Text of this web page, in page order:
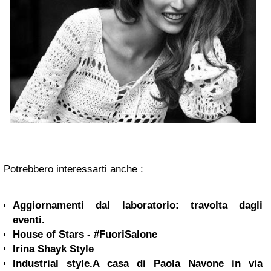
Potrebbero interessarti anche :
Aggiornamenti dal laboratorio: travolta dagli
eventi.
House of Stars - #FuoriSalone
Irina Shayk Style
Industrial style.A casa di Paola Navone in via